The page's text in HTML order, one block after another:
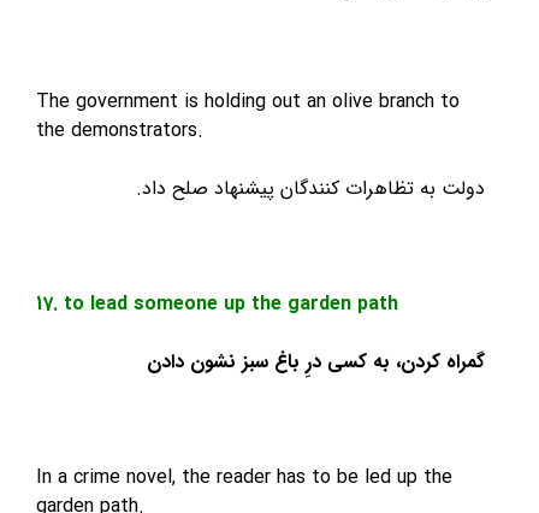
The government is holding out an olive
the demonstrators.
تظاهرات کنندگان پیشنهاد صلح داد.
17. to lead someone up the garden path
کردن، به کسی درِ باغ سبز نشون دادن
In a crime novel, the reader has to be led up
garden path.